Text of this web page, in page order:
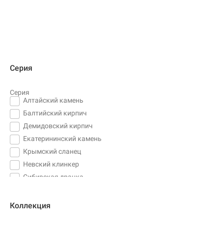
Серия
Серия
Алтайский камень
Балтийский кирпич
Демидовский кирпич
Екатерининский камень
Крымский сланец
Невский клинкер
Сибирская дранка
Коллекция